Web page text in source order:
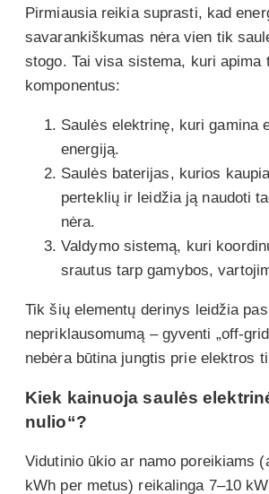
Pirmiausia reikia suprasti, kad
savarankiškumas nėra vien tik
stogo. Tai visa sistema, kuri apima
komponentus:
Saulės elektrinę, kuri gamina
energiją.
Saulės baterijas, kurios
perteklių ir leidžia ją naudoti
nėra.
Valdymo sistemą, kuri
srautus tarp gamybos,
Tik šių elementų derinys leidžia
nepriklausomumą – gyventi „off-
nebėra būtina jungtis prie elektros
Kiek kainuoja saulės
nulio“?
Vidutinio ūkio ar namo poreikiams
kWh per metus) reikalinga 7–10